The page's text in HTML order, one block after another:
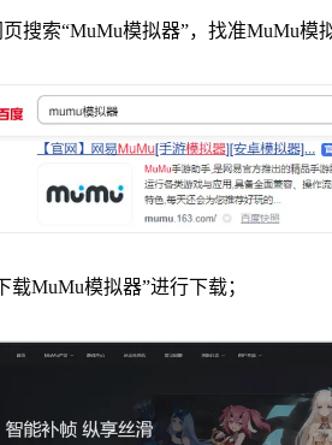
搜索“MuMu模拟器”，找准MuMu模
载MuMu模拟器”进行下载；